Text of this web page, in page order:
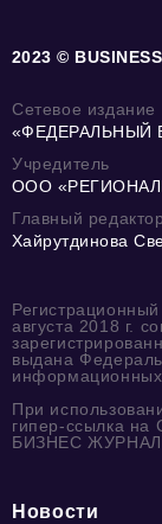
2023 ©
Сетевое издание
«ФЕДЕРАЛЬНЫЙ
Учредитель
ООО
Главный редактор
Хайрутдинова
августа 2018 г.
выдана
информационных
При
гипер-ссылка
БИЗНЕС
Новости